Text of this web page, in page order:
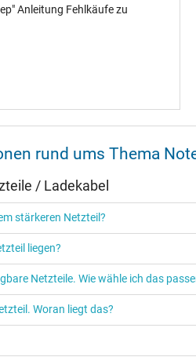
Anleitung Fehlkäufe zu
rund ums Thema
/ Ladekabel
stärkeren Netzteil?
liegen?
Netzteile. Wie wähle ich das
Woran liegt das?